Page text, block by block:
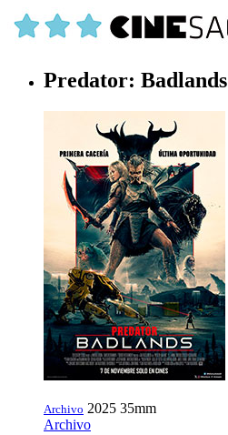
Predator: Badlands
Archivo 2025 35mm
Archivo